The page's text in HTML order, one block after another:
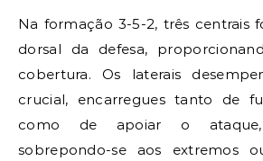
Na formação 3-5-2, três centrais
dorsal da defesa,
cobertura. Os laterais
crucial, encarregues tanto de
como de apoiar o
sobrepondo-se aos extremos